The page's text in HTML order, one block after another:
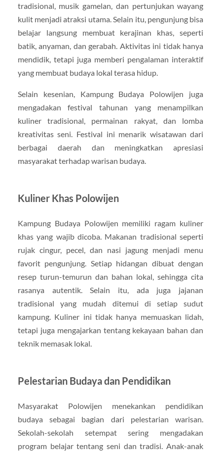
tradisional, musik gamelan, dan pertunjukan wayang
kulit menjadi atraksi utama. Selain itu, pengunjung bisa
belajar langsung membuat kerajinan khas, seperti
batik, anyaman, dan gerabah. Aktivitas ini tidak hanya
mendidik, tetapi juga memberi pengalaman interaktif
yang membuat budaya lokal terasa hidup.
Selain kesenian, Kampung Budaya Polowijen juga
mengadakan festival tahunan yang menampilkan
kuliner tradisional, permainan rakyat, dan lomba
kreativitas seni. Festival ini menarik wisatawan dari
berbagai daerah dan meningkatkan apresiasi
masyarakat terhadap warisan budaya.
Kuliner Khas Polowijen
Kampung Budaya Polowijen memiliki ragam kuliner
khas yang wajib dicoba. Makanan tradisional seperti
rujak cingur, pecel, dan nasi jagung menjadi menu
favorit pengunjung. Setiap hidangan dibuat dengan
resep turun-temurun dan bahan lokal, sehingga cita
rasanya autentik. Selain itu, ada juga jajanan
tradisional yang mudah ditemui di setiap sudut
kampung. Kuliner ini tidak hanya memuaskan lidah,
tetapi juga mengajarkan tentang kekayaan bahan dan
teknik memasak lokal.
Pelestarian Budaya dan Pendidikan
Masyarakat Polowijen menekankan pendidikan
budaya sebagai bagian dari pelestarian warisan.
Sekolah-sekolah setempat sering mengadakan
program belajar tentang seni dan tradisi. Anak-anak